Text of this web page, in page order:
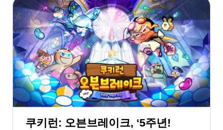
쿠키런: 오븐브레이크, ‘5주년!